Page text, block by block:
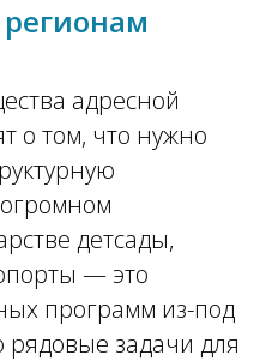
адресной
о том, что нужно
детсады,
— это
программ из-под
рядовые задачи для